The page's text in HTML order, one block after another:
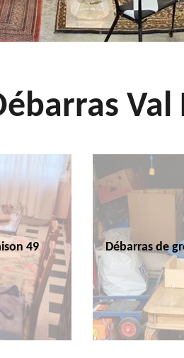
Val
49 Débarras de